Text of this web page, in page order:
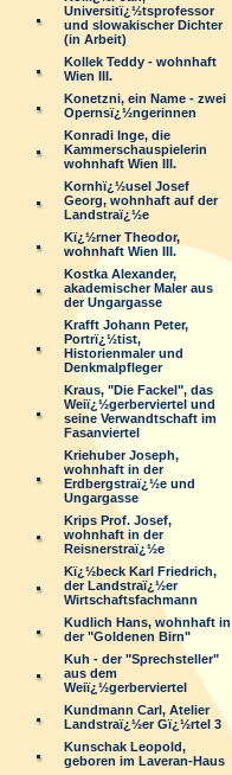
Universitï¿½tsprofessor
und slowakischer Dichter
(in Arbeit)
Kollek Teddy - wohnhaft
Wien III.
Konetzni, ein Name - zwei
Opernsï¿½ngerinnen
Konradi Inge, die
Kammerschauspielerin
wohnhaft Wien III.
Kornhï¿½usel Josef
Georg, wohnhaft auf der
Landstraï¿½e
Kï¿½rner Theodor,
wohnhaft Wien III.
Kostka Alexander,
akademischer Maler aus
der Ungargasse
Krafft Johann Peter,
Portrï¿½tist,
Historienmaler und
Denkmalpfleger
Kraus, "Die Fackel", das
Weiï¿½gerberviertel und
seine Verwandtschaft im
Fasanviertel
Kriehuber Joseph,
wohnhaft in der
Erdbergstraï¿½e und
Ungargasse
Krips Prof. Josef,
wohnhaft in der
Reisnerstraï¿½e
Kï¿½beck Karl Friedrich,
der Landstraï¿½er
Wirtschaftsfachmann
Kudlich Hans, wohnhaft in
der "Goldenen Birn"
Kuh - der "Sprechsteller"
aus dem
Weiï¿½gerberviertel
Kundmann Carl, Atelier
Landstraï¿½er Gï¿½rtel 3
Kunschak Leopold,
geboren im Laveran-Haus